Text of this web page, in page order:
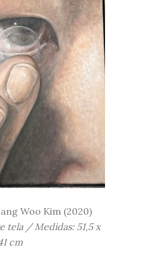
Woo Kim (2020)
tela / Medidas: 51,5 x
cm